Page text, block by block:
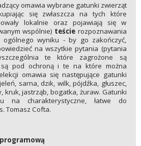
omawia wybrane gatunki zwierząt
się zwłaszcza na tych które
lokalnie oraz pojawiają się w
wspólnie) teście rozpoznawania
ogólnego wyniku - by go zakończyć,
na wszytkie pytania (pytania
te które zagrożone są
pod ochroną i te na które można
omawia się następujące gatunki
sarna, dzik, wilk, pójdźka, głuszec,
kruk, jastrząb, bogatka, żuraw. Gatunki
na charakterystyczne, łatwe do
Tomasz Cofta.